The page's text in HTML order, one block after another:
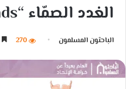
الغدد الصمّاء “Endocrine glands”
الباحثون المسلمون 270